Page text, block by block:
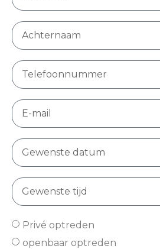
Privé optreden
openbaar optreden